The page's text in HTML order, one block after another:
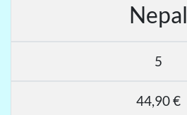
Nepal
5
44,90 €